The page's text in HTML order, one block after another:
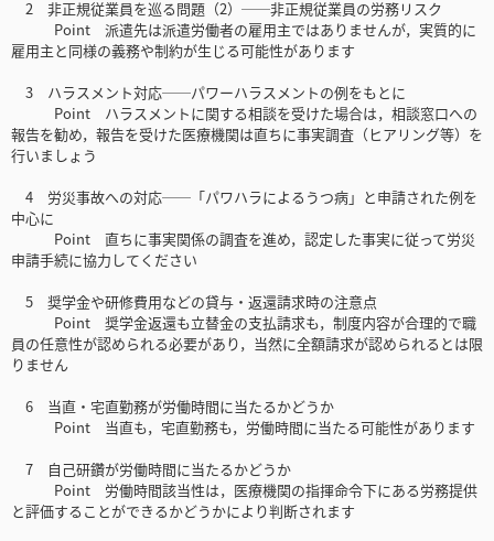
2 非正規従業員を巡る問題（2）──非正規従業員の労務リスク
Point 派遣先は派遣労働者の雇用主ではありませんが，実質的に
雇用主と同様の義務や制約が生じる可能性があります
3 ハラスメント対応──パワーハラスメントの例をもとに
Point ハラスメントに関する相談を受けた場合は，相談窓口への
報告を勧め，報告を受けた医療機関は直ちに事実調査（ヒアリング等）を
行いましょう
4 労災事故への対応──「パワハラによるうつ病」と申請された例を
中心に
Point 直ちに事実関係の調査を進め，認定した事実に従って労災
申請手続に協力してください
5 奨学金や研修費用などの貸与・返還請求時の注意点
Point 奨学金返還も立替金の支払請求も，制度内容が合理的で職
員の任意性が認められる必要があり，当然に全額請求が認められるとは限
りません
6 当直・宅直勤務が労働時間に当たるかどうか
Point 当直も，宅直勤務も，労働時間に当たる可能性があります
7 自己研鑽が労働時間に当たるかどうか
Point 労働時間該当性は，医療機関の指揮命令下にある労務提供
と評価することができるかどうかにより判断されます